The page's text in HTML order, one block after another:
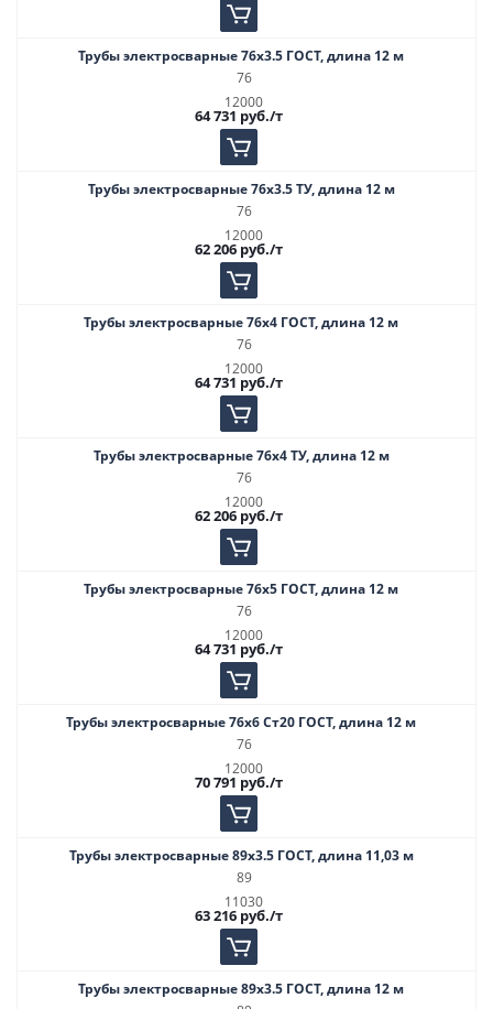
Трубы электросварные 76х3.5 ГОСТ, длина 12 м
76
12000
64 731 руб./т
Трубы электросварные 76х3.5 ТУ, длина 12 м
76
12000
62 206руб./т
Трубы электросварные 76х4 ГОСТ, длина 12 м
76
12000
64 731 руб./т
Трубы электросварные 76х4 ТУ, длина 12 м
76
12000
62 206руб./т
Трубы электросварные 76х5 ГОСТ, длина 12 м
76
12000
64 731 руб./т
Трубы электросварные 76х6 Ст20 ГОСТ, длина 12 м
76
12000
70 791 руб./т
Трубы электросварные 89х3.5 ГОСТ, длина 11,03 м
89
11030
63 216руб./т
Трубы электросварные 89х3.5 ГОСТ, длина 12 м